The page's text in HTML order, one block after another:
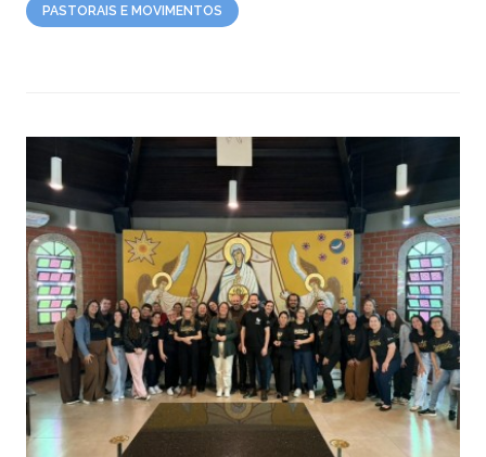
PASTORAIS E MOVIMENTOS